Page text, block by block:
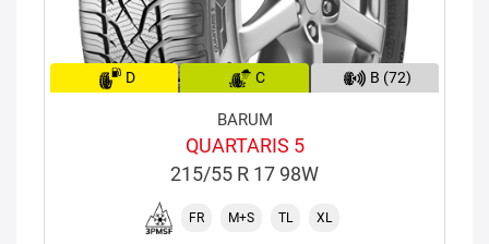
D C B (72)
BARUM
QUARTARIS 5
215/55 R 17 98W
FR M+S TL XL